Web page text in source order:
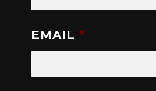
EMAIL *